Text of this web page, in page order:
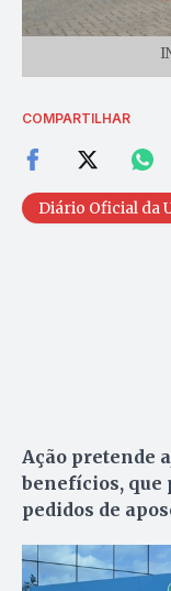
COMPARTILHAR
Diário Oficial da
Ação pretende
benefícios, que
pedidos de